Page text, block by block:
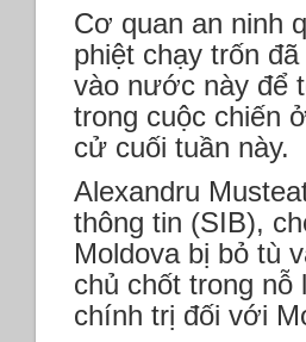
Cơ quan an ninh
phiệt chạy trốn
vào nước này để
trong cuộc chiến
cử cuối tuần này.
Alexandru
thông tin (SIB),
Moldova bị bỏ tù
chủ chốt trong
chính trị đối với